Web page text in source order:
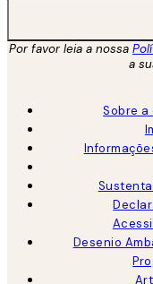
Por favor leia a nossa
a
Sobre a
Desenio